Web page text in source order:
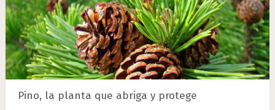
Pino, la planta que abriga y protege